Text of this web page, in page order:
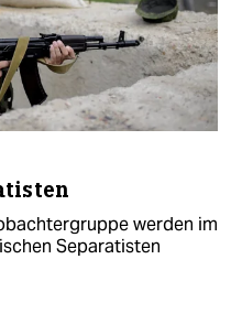
werden im
Separatisten